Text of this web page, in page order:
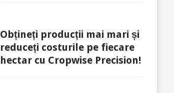
Obțineți producții mai mari și
reduceți costurile pe fiecare
hectar cu Cropwise Precision!